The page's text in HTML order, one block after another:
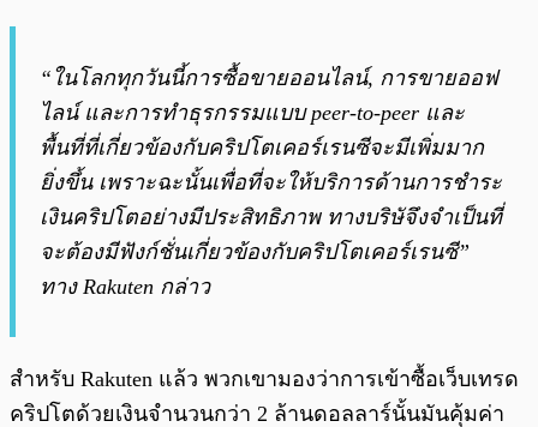
“ในโลกทุกวันนี้การซื้อขายออนไลน์, การขายออฟ
ไลน์ และการทำธุรกรรมแบบ peer-to-peer และ
พื้นที่ที่เกี่ยวข้องกับคริปโตเคอร์เรนซีจะมีเพิ่มมาก
ยิ่งขึ้น เพราะฉะนั้นเพื่อที่จะให้บริการด้านการชำระ
เงินคริปโตอย่างมีประสิทธิภาพ ทางบริษัจึงจำเป็นที่
จะต้องมีฟังก์ชั่นเกี่ยวข้องกับคริปโตเคอร์เรนซี”
ทาง Rakuten กล่าว
สำหรับ Rakuten แล้ว พวกเขามองว่าการเข้าซื้อเว็บเทรด
คริปโตด้วยเงินจำนวนกว่า 2 ล้านดอลลาร์นั้นมันคุ้มค่า